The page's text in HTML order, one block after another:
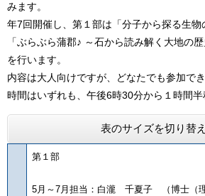
みます。
年7回開催し、第１部は「分子から探る生物
「ぶらぶら蒲郡♪ ～石から読み解く大地の
を行います。
内容は大人向けですが、どなたでも参加でき
時間はいずれも、午後6時30分から１時間半
表のサイズを切り替
第１部
5月～7月担当：白瀧 千夏子 （博士（理